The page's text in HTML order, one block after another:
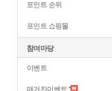
포인트 순위
포인트 쇼핑몰
참여마당
이벤트
매거진이벤트